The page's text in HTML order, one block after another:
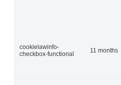
cookielawinfo-
checkbox-functional
11 months